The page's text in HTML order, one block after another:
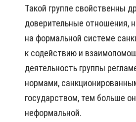
Такой группе свойственны
доверительные отношения,
на формальной системе
к содействию и
деятельность группы
нормами,
государством, тем больше
неформальной.